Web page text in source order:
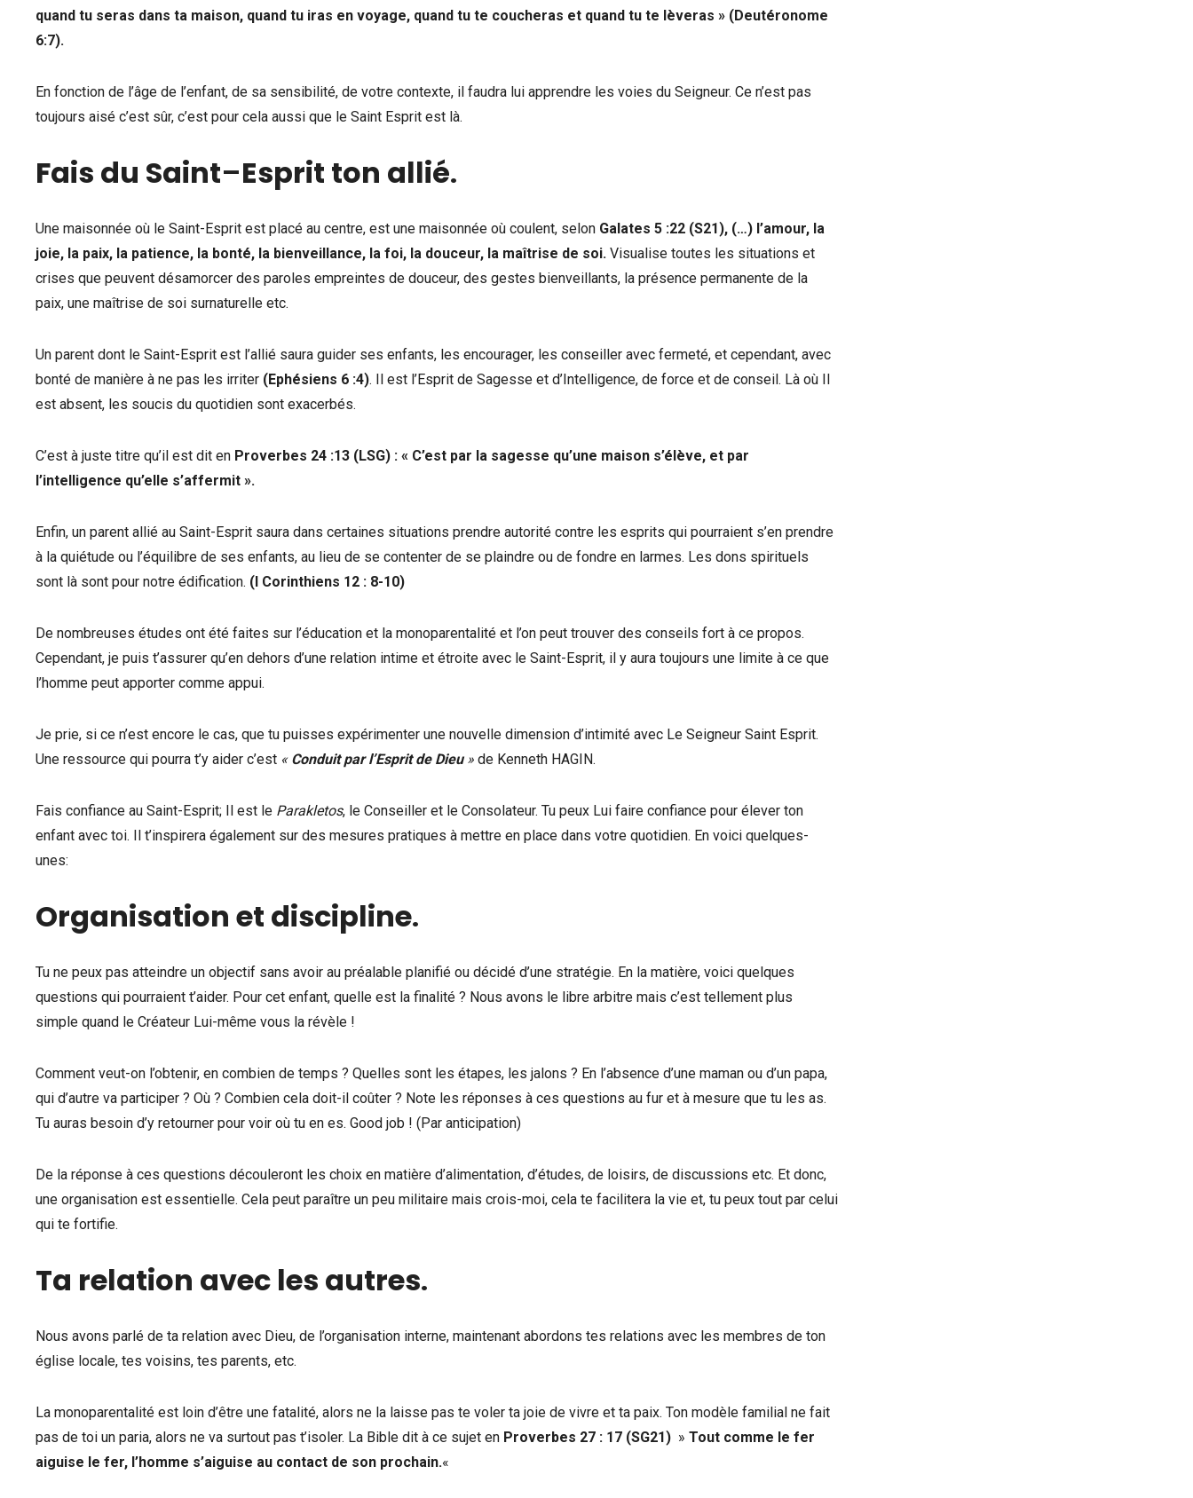
quand tu seras dans ta maison, quand tu iras en voyage, quand tu te coucheras et quand tu te lèveras » (Deutéronome
6:7).
En fonction de l’âge de l’enfant, de sa sensibilité, de votre contexte, il faudra lui apprendre les voies du Seigneur. Ce n’est pas
toujours aisé c’est sûr, c’est pour cela aussi que le Saint Esprit est là.
Fais du Saint–Esprit ton allié.
Une maisonnée où le Saint-Esprit est placé au centre, est une maisonnée où coulent, selon Galates 5 :22 (S21), (…) l’amour, la
joie, la paix, la patience, la bonté, la bienveillance, la foi, la douceur, la maîtrise de soi. Visualise toutes les situations et
crises que peuvent désamorcer des paroles empreintes de douceur, des gestes bienveillants, la présence permanente de la
paix, une maîtrise de soi surnaturelle etc.
Un parent dont le Saint-Esprit est l’allié saura guider ses enfants, les encourager, les conseiller avec fermeté, et cependant, avec
bonté de manière à ne pas les irriter (Ephésiens 6 :4). Il est l’Esprit de Sagesse et d’Intelligence, de force et de conseil. Là où Il
est absent, les soucis du quotidien sont exacerbés.
C’est à juste titre qu’il est dit en Proverbes 24 :13 (LSG) : « C’est par la sagesse qu’une maison s’élève, et par
l’intelligence qu’elle s’affermit ».
Enfin, un parent allié au Saint-Esprit saura dans certaines situations prendre autorité contre les esprits qui pourraient s’en prendre
à la quiétude ou l’équilibre de ses enfants, au lieu de se contenter de se plaindre ou de fondre en larmes. Les dons spirituels
sont là sont pour notre édification. (I Corinthiens 12 : 8-10)
De nombreuses études ont été faites sur l’éducation et la monoparentalité et l’on peut trouver des conseils fort à ce propos.
Cependant, je puis t’assurer qu’en dehors d’une relation intime et étroite avec le Saint-Esprit, il y aura toujours une limite à ce que
l’homme peut apporter comme appui.
Je prie, si ce n’est encore le cas, que tu puisses expérimenter une nouvelle dimension d’intimité avec Le Seigneur Saint Esprit.
Une ressource qui pourra t’y aider c’est « Conduit par l’Esprit de Dieu» de Kenneth HAGIN.
Fais confiance au Saint-Esprit; Il est le Parakletos, le Conseiller et le Consolateur. Tu peux Lui faire confiance pour élever ton
enfant avec toi. Il t’inspirera également sur des mesures pratiques à mettre en place dans votre quotidien. En voici quelques-
unes:
Organisation et discipline.
Tu ne peux pas atteindre un objectif sans avoir au préalable planifié ou décidé d’une stratégie. En la matière, voici quelques
questions qui pourraient t’aider. Pour cet enfant, quelle est la finalité ? Nous avons le libre arbitre mais c’est tellement plus
simple quand le Créateur Lui-même vous la révèle !
Comment veut-on l’obtenir, en combien de temps ? Quelles sont les étapes, les jalons ? En l’absence d’une maman ou d’un papa,
qui d’autre va participer ? Où ? Combien cela doit-il coûter ? Note les réponses à ces questions au fur et à mesure que tu les as.
Tu auras besoin d’y retourner pour voir où tu en es. Good job ! (Par anticipation)
De la réponse à ces questions découleront les choix en matière d’alimentation, d’études, de loisirs, de discussions etc. Et donc,
une organisation est essentielle. Cela peut paraître un peu militaire mais crois-moi, cela te facilitera la vie et, tu peux tout par celui
qui te fortifie.
Ta relation avec les autres.
Nous avons parlé de ta relation avec Dieu, de l’organisation interne, maintenant abordons tes relations avec les membres de ton
église locale, tes voisins, tes parents, etc.
La monoparentalité est loin d’être une fatalité, alors ne la laisse pas te voler ta joie de vivre et ta paix. Ton modèle familial ne fait
pas de toi un paria, alors ne va surtout pas t’isoler. La Bible dit à ce sujet en Proverbes 27 : 17 (SG21) » Tout comme le fer
aiguise le fer, l’homme s’aiguise au contact de son prochain.«